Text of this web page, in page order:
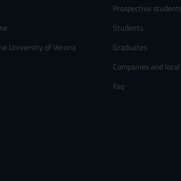
University of Verona
Prospective
Students
Graduates
Companies and
Faq